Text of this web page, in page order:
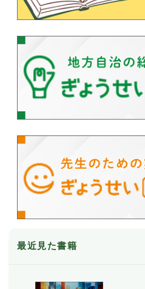
最近見た書籍